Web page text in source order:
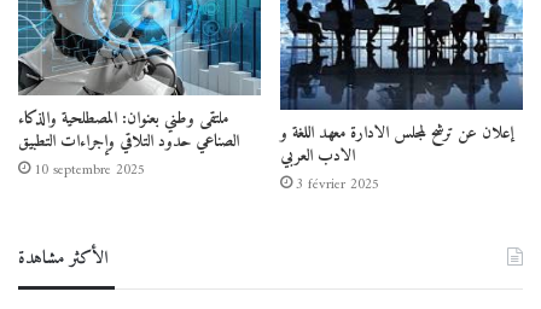
ملتقى وطني بعنوان: المصطلحية والذكاء
الصناعي حدود التلاقي وإجراءات التطبيق
10 septembre 2025
إعلان عن ترشح لمجلس الادارة معهد اللغة و
الادب العربي
3 février 2025
الأكثر مشاهدة